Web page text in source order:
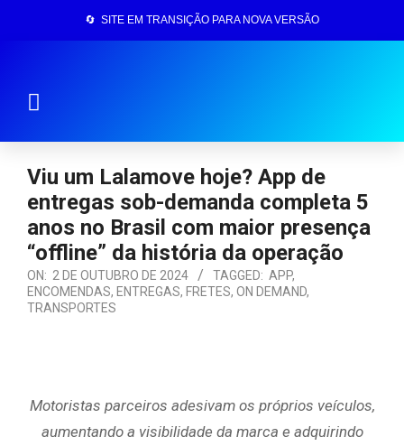
🔄 SITE EM TRANSIÇÃO PARA NOVA VERSÃO
Viu um Lalamove hoje? App de
entregas sob-demanda completa 5
anos no Brasil com maior presença
“offline” da história da operação
ON: 2 DE OUTUBRO DE 2024 TAGGED: APP,
ENCOMENDAS, ENTREGAS, FRETES, ON DEMAND,
TRANSPORTES
Motoristas parceiros adesivam os próprios veículos,
aumentando a visibilidade da marca e adquirindo